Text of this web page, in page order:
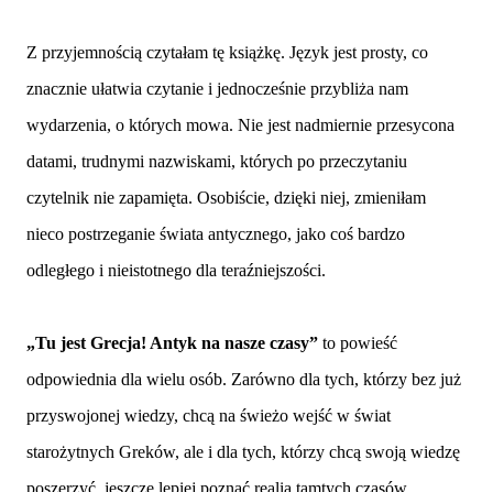
Z przyjemnością czytałam tę książkę. Język jest prosty, co
znacznie ułatwia czytanie i jednocześnie przybliża nam
wydarzenia, o których mowa. Nie jest nadmiernie przesycona
datami, trudnymi nazwiskami, których po przeczytaniu
czytelnik nie zapamięta. Osobiście, dzięki niej, zmieniłam
nieco postrzeganie świata antycznego, jako coś bardzo
odległego i nieistotnego dla teraźniejszości.
„Tu jest Grecja! Antyk na nasze czasy” to powieść
odpowiednia dla wielu osób. Zarówno dla tych, którzy bez już
przyswojonej wiedzy, chcą na świeżo wejść w świat
starożytnych Greków, ale i dla tych, którzy chcą swoją wiedzę
poszerzyć, jeszcze lepiej poznać realia tamtych czasów.